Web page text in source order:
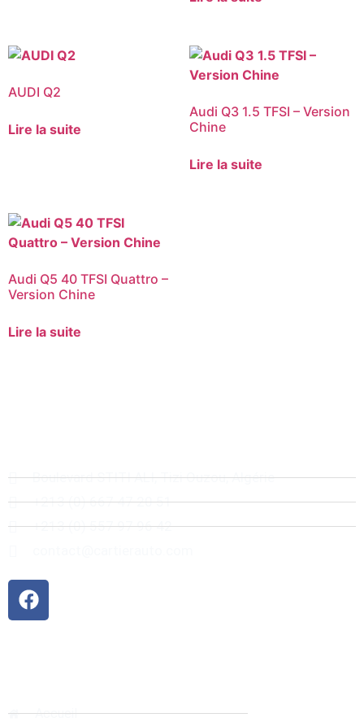
AUDI Q2
Lire la suite
Audi Q3 1.5 TFSI – Version
Chine
Lire la suite
Audi Q5 40 TFSI Quattro –
Version Chine
Lire la suite
Boulevard STITI ALI, Tizi Ouzou, Algérie
+213 (0) 667 47 20 51
+213 (0) 557 97 96 42
Accueil